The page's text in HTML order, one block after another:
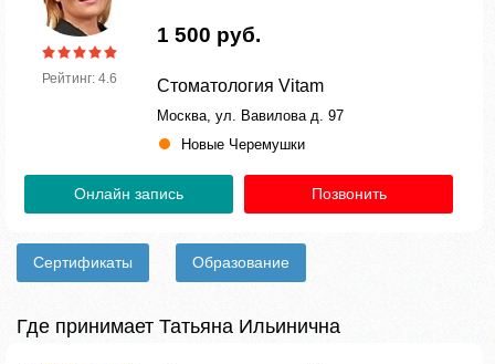
Рейтинг: 4.6
1 500 руб.
Стоматология Vitam
Москва, ул. Вавилова д. 97
Новые Черемушки
Онлайн запись Позвонить
Сертификаты Образование
Где принимает Татьяна Ильинична